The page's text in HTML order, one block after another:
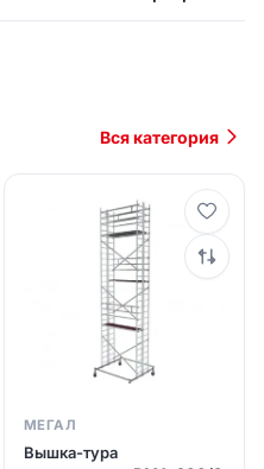
Вся категория
МЕГАЛ
Вышка-тура